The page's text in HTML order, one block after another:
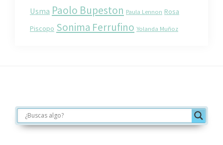
Usma Paolo Bupeston Paula Lennon Rosa
Piscopo Sonima Ferrufino Yolanda Muñoz
Footer